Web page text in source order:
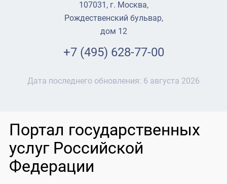
107031, г. Москва,
Рождественский бульвар,
дом 12
+7 (495) 628-77-00
Дата последнего обновления: 6 августа 2026
Портал государственных
услуг Российской
Федерации